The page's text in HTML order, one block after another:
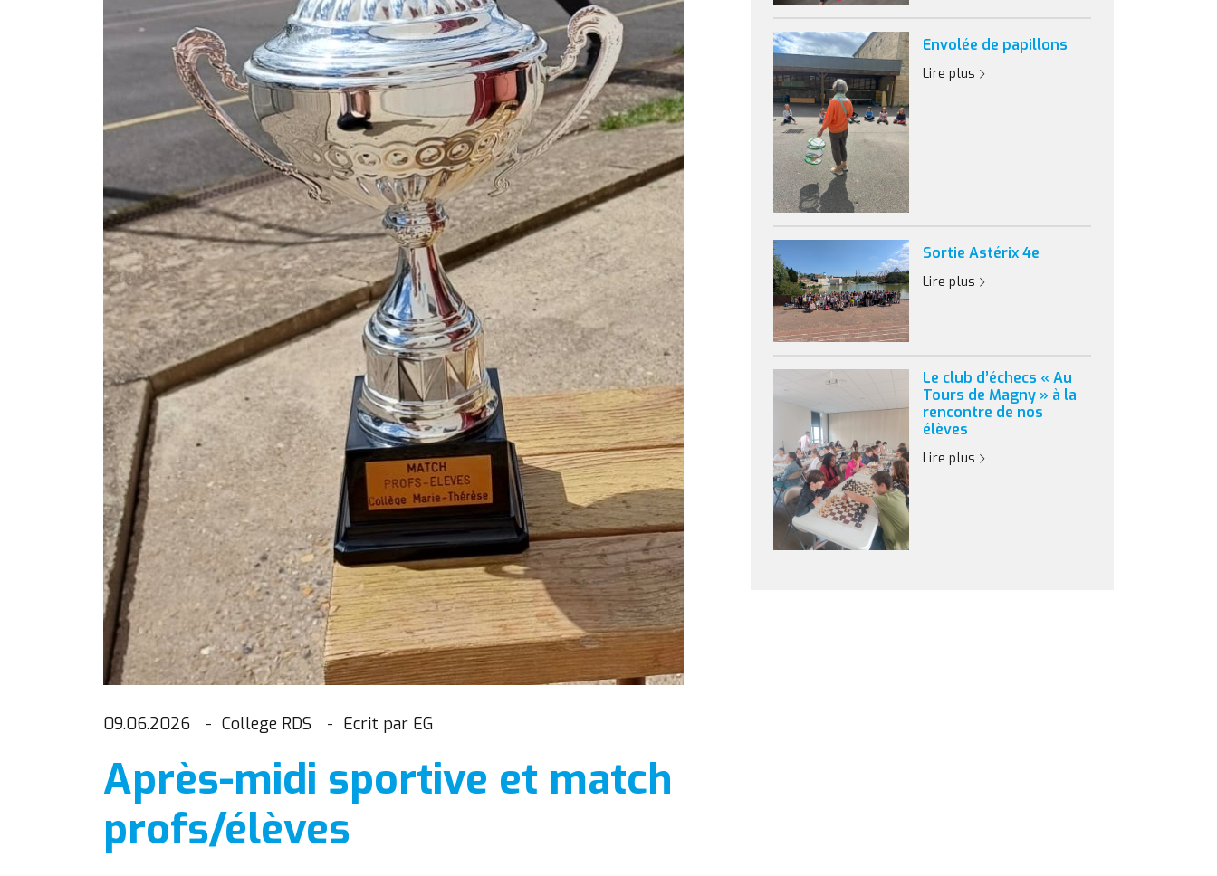
09.06.2026 College RDS Ecrit par EG
Après-midi sportive et match
profs/élèves
Envolée de papillons
Lire plus
Sortie Astérix 4e
Lire plus
Le club d’échecs « Au
Tours de Magny » à la
rencontre de nos
élèves
Lire plus